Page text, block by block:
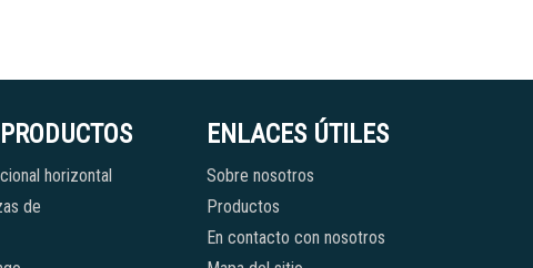
horizontal
de
ENLACES ÚTILES
Sobre nosotros
Productos
En contacto con nosotros